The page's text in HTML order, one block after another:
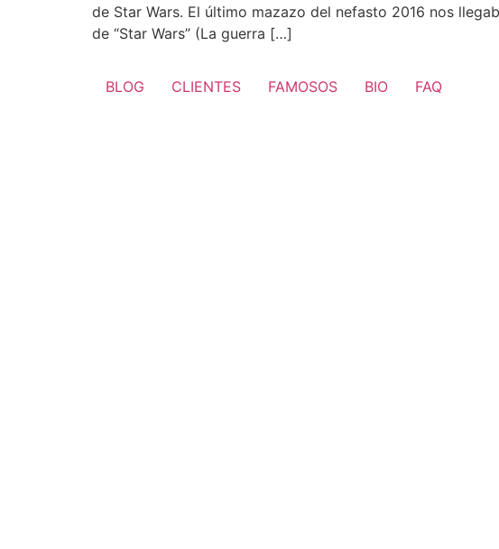
de Star Wars. El último mazazo del nefasto 2016 nos
de “Star Wars” (La guerra […]
BLOG CLIENTES FAMOSOS BIO FAQ